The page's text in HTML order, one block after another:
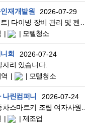
재개발원
2026-07-29
모텔청소
회
2026-07-24
자리 있습니다.
모텔청소
나린컴퍼니
2026-07-24
제조업